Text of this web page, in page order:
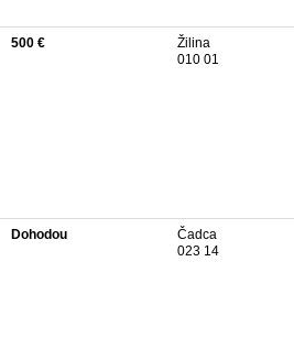
500 €
Žilina
010 01
Dohodou
Čadca
023 14